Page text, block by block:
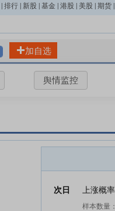
排行 新股 基金 港股 美股 期货
加自选
舆情监控
次日 上涨概
样本数量